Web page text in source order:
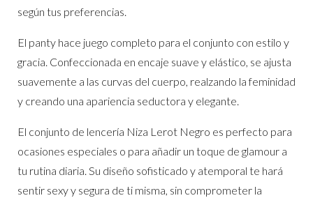
según tus preferencias.
El panty hace juego completo para el conjunto con estilo y
gracia. Confeccionada en encaje suave y elástico, se ajusta
suavemente a las curvas del cuerpo, realzando la feminidad
y creando una apariencia seductora y elegante.
El conjunto de lencería Niza Lerot Negro es perfecto para
ocasiones especiales o para añadir un toque de glamour a
tu rutina diaria. Su diseño sofisticado y atemporal te hará
sentir sexy y segura de ti misma, sin comprometer la